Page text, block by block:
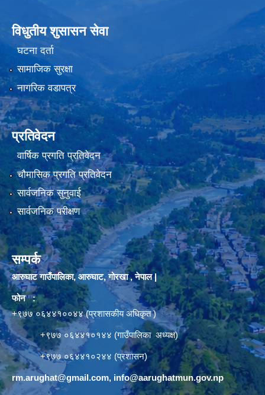
विधुतीय शुसासन सेवा
घटना दर्ता
सामाजिक सुरक्षा
नागरिक वडापत्र
प्रतिवेदन
वार्षिक प्रगति प्रतिवेदन
चौमासिक प्रगति प्रतिवेदन
सार्वजनिक सुनुवाई
सार्वजनिक परीक्षण
सम्पर्क
आरुघाट गाउँपालिका, आरुघाट, गोरखा , नेपाल |
फोन :
+९७७ ०६४४१००४४ (प्रशासकीय अधिकृत )
+९७७ ०६४४१०१४४ (गाउँपालिका अध्यक्ष)
+९७७ ०६४४१०२४४ (प्रशासन)
rm.arughat@gmail.com, info@aarughatmun.gov.np